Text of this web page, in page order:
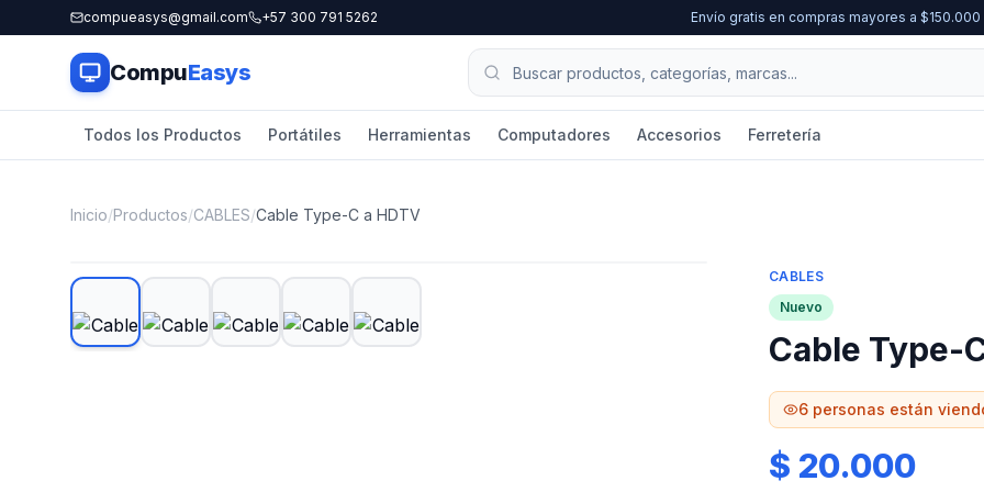
compueasys@gmail.com +57 300 791 5262 Envío gratis en compras mayores a $150.000
CompuEasys
Todos los Productos Portátiles Herramientas Computadores Accesorios Ferretería
Inicio/Productos/CABLES/Cable Type-C a HDTV
CABLES
Nuevo
Cable Type-
6 personas están
$ 20.000